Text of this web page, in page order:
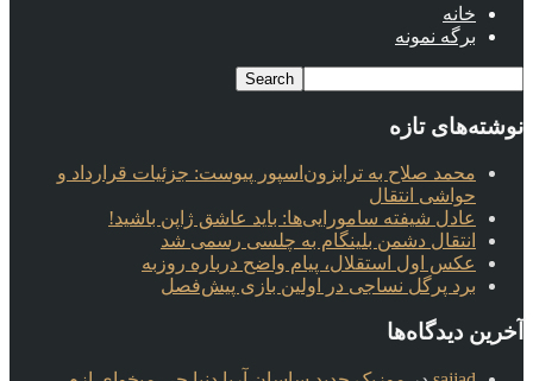
خانه
برگه نمونه
نوشته‌های تازه
محمد صلاح به ترابزون‌اسپور پیوست: جزئیات قرارداد و
حواشی انتقال
عادل شیفته سامورایی‌ها: باید عاشق ژاپن باشید!
انتقال دشمن بلینگام به چلسی رسمی شد
عکس اول استقلال، پیام واضح درباره روزبه
برد پرگل نساجی در اولین بازی پیش‌فصل
آخرین دیدگاه‌ها